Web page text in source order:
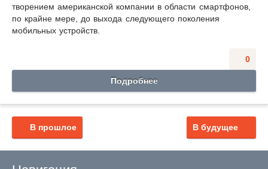
творением американской компании в области смартфонов,
по крайне мере, до выхода следующего поколения
мобильных устройств.
0
Подробнее
В будущее
В прошлое